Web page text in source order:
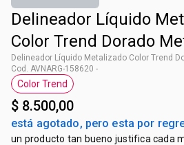
Delineador Líquido
Color Trend Dorado
Delineador Líquido Metalizado Color Trend
Cod. AVNARG-158620 -
Etiqueta Color Trend
Color Trend
$ 8.500,00
está agotado, pero esta por
un producto tan bueno justifica cada